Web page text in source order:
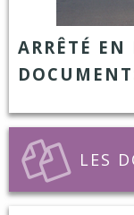
ARRÊTÉ EN
LES